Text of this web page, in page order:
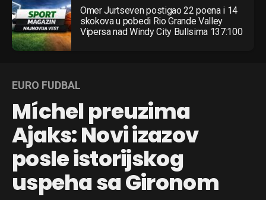
Omer Jurtseven postigao 22 poena i 14
skokova u pobedi Rio Grande Valley
Vipersa nad Windy City Bullsima 137:100
EURO FUDBAL
Míchel preuzima
Ajaks: Novi izazov
posle istorijskog
uspeha sa Gironom